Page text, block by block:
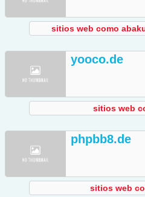
sitios web como
yooco.de
sitios web
phpbb8.de
sitios web